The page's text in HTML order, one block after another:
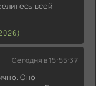
всей
Сегодня в 15:55:37
Оно